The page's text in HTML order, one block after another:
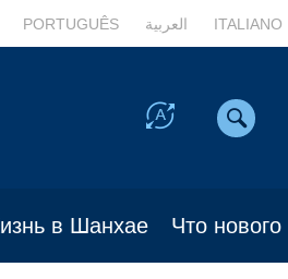
PORTUGUÊS العربية ITALIANO
в Шанхае Что нового